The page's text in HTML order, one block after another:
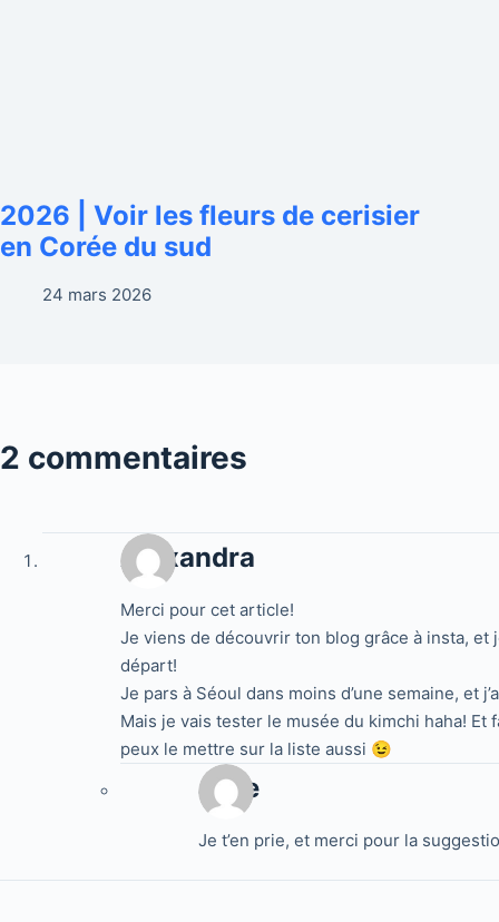
2026 | Voir les fleurs de cerisier
en Corée du sud
24 mars 2026
2 commentaires
Alexandra
Merci pour cet article!
Je viens de découvrir ton blog grâce à insta, et
départ!
Je pars à Séoul dans moins d’une semaine, et
Mais je vais tester le musée du kimchi haha!
peux le mettre sur la liste aussi 😉
Jake
Je t’en prie, et merci pour la